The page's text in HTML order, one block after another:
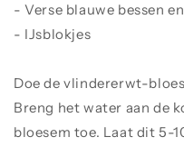
- Verse blauwe bessen
- IJsblokjes
Doe de vlindererwt-
Breng het water aan de
bloesem toe. Laat dit 5-